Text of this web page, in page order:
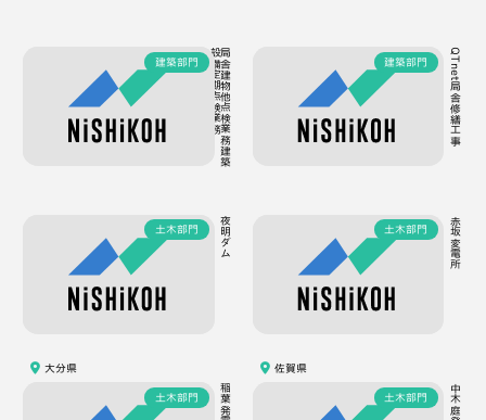
局
舎
建
物
他
点
検
業
務
建
築
設
備
定
期
点
検
業
務
建築部門 QTnet局舎修繕工事
建築部門
夜明ダム
土木部門 赤坂変電所
土木部門
大分県
土木部門
佐賀県
土木部門